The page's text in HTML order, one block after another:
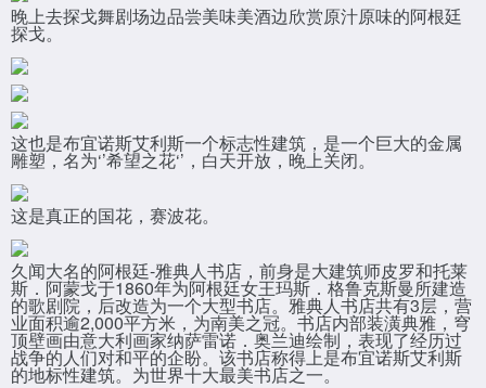
晚上去探戈舞剧场边品尝美味美酒边欣赏原汁原味的阿根廷
探戈。
这也是布宜诺斯艾利斯一个标志性建筑，是一个巨大的金属
雕塑，名为‘’希望之花‘’，白天开放，晚上关闭。
这是真正的国花，赛波花。
久闻大名的阿根廷-雅典人书店，前身是大建筑师皮罗和托莱
斯．阿蒙戈于1860年为阿根廷女王玛斯．格鲁克斯曼所建造
的歌剧院，后改造为一个大型书店。雅典人书店共有3层，营
业面积逾2,000平方米，为南美之冠。书店内部装潢典雅，穹
顶壁画由意大利画家纳萨雷诺．奥兰迪绘制，表现了经历过
战争的人们对和平的企盼。该书店称得上是布宜诺斯艾利斯
的地标性建筑。为世界十大最美书店之一。